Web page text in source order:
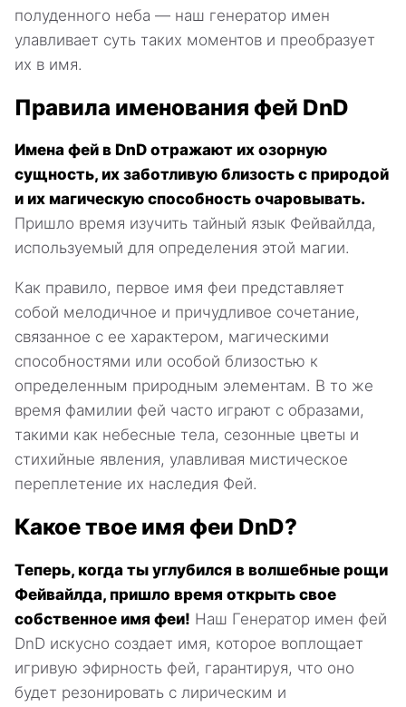
полуденного неба — наш генератор имен
улавливает суть таких моментов и преобразует
их в имя.
Правила именования фей DnD
Имена фей в DnD отражают их озорную
сущность, их заботливую близость с природой
и их магическую способность очаровывать.
Пришло время изучить тайный язык Фейвайлда,
используемый для определения этой магии.
Как правило, первое имя феи представляет
собой мелодичное и причудливое сочетание,
связанное с ее характером, магическими
способностями или особой близостью к
определенным природным элементам. В то же
время фамилии фей часто играют с образами,
такими как небесные тела, сезонные цветы и
стихийные явления, улавливая мистическое
переплетение их наследия Фей.
Какое твое имя феи DnD?
Теперь, когда ты углубился в волшебные рощи
Фейвайлда, пришло время открыть свое
собственное имя феи! Наш Генератор имен фей
DnD искусно создает имя, которое воплощает
игривую эфирность фей, гарантируя, что оно
будет резонировать с лирическим и